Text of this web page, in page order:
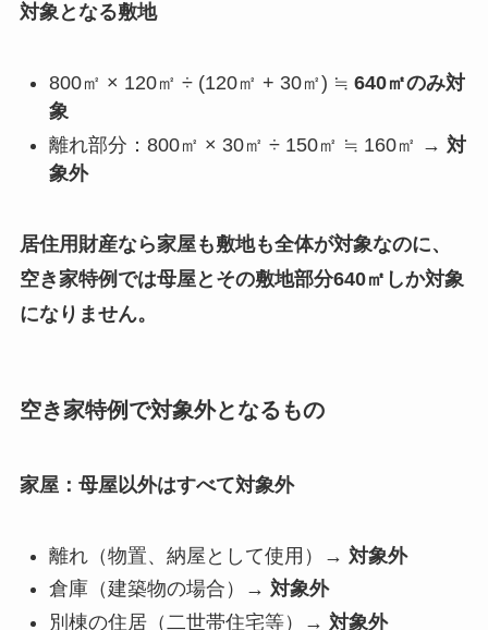
対象となる敷地
800㎡ × 120㎡ ÷ (120㎡ + 30㎡) ≒ 640㎡のみ対
象
離れ部分：800㎡ × 30㎡ ÷ 150㎡ ≒ 160㎡ → 対
象外
居住用財産なら家屋も敷地も全体が対象なのに、
空き家特例では母屋とその敷地部分640㎡しか対象
になりません。
空き家特例で対象外となるもの
家屋：母屋以外はすべて対象外
離れ（物置、納屋として使用）→ 対象外
倉庫（建築物の場合）→ 対象外
別棟の住居（二世帯住宅等）→ 対象外